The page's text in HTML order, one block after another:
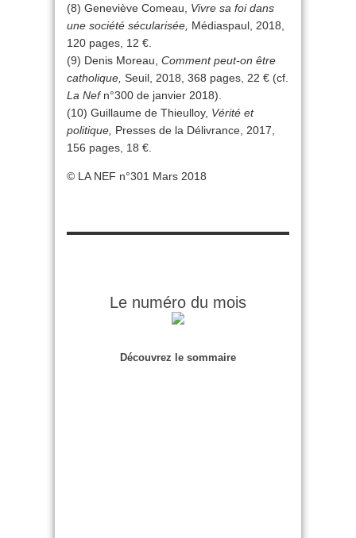
(8) Geneviève Comeau, Vivre sa foi dans
une société sécularisée, Médiaspaul, 2018,
120 pages, 12 €.
(9) Denis Moreau, Comment peut-on être
catholique, Seuil, 2018, 368 pages, 22 € (cf.
La Nefn°300 de janvier 2018).
(10) Guillaume de Thieulloy, Vérité et
politique, Presses de la Délivrance, 2017,
156 pages, 18 €.
© LA NEF n°301 Mars 2018
Le numéro du mois
Découvrez le sommaire